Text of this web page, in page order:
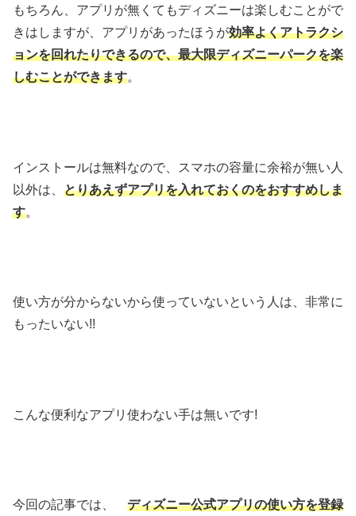
もちろん、アプリが無くてもディズニーは楽しむことがで
きはしますが、アプリがあったほうが効率よくアトラクシ
ョンを回れたりできるので、最大限ディズニーパークを楽
しむことができます。
インストールは無料なので、スマホの容量に余裕が無い人
以外は、 とりあえずアプリを入れておくのをおすすめしま
す。
使い方が分からないから使っていないという人は、非常に
もったいない!!
こんな便利なアプリ使わない手は無いです!
今回の記事では、 ディズニー公式アプリの使い方を登録